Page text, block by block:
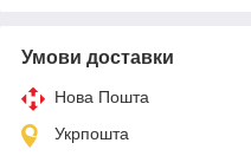
Умови доставки
Нова Пошта
Укрпошта